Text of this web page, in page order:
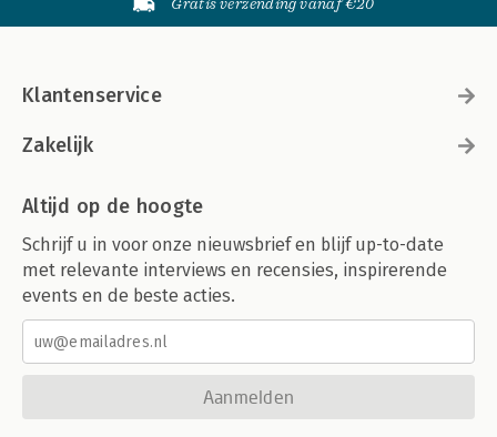
Gratis verzending vanaf €20
Klantenservice
Zakelijk
Altijd op de hoogte
Schrijf u in voor onze nieuwsbrief en blijf up-to-date
met relevante interviews en recensies, inspirerende
events en de beste acties.
Aanmelden